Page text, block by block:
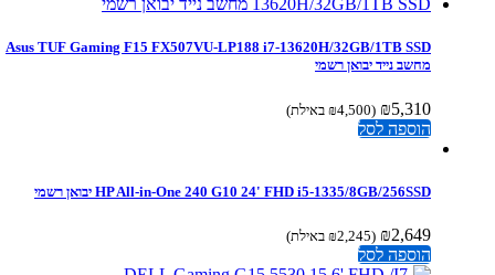
Asus TUF Gaming F15 FX507VU-LP188 i7-13620H/32GB/1TB SSD
מחשב נייד יבואן רשמי
₪5,310
(
₪4,500 באילת)
הוספה לסל
HP All-in-One 240 G10 24' FHD i5-1335/8GB/256SSD יבואן רשמי
₪2,649
(
₪2,245 באילת)
הוספה לסל